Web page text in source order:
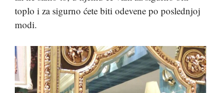
toplo i za sigurno ćete biti odevene po poslednjoj
modi.